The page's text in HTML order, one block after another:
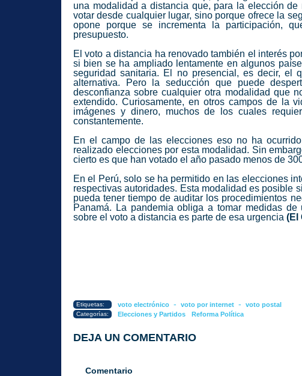
una modalidad a distancia que, para la elección
votar desde cualquier lugar, sino porque ofrece la
opone porque se incrementa la participación,
presupuesto.
El voto a distancia ha renovado también el interés
si bien se ha ampliado lentamente en algunos
seguridad sanitaria. El no presencial, es decir, el
alternativa. Pero la seducción que puede
desconfianza sobre cualquier otra modalidad que
extendido. Curiosamente, en otros campos de la
imágenes y dinero, muchos de los cuales
constantemente.
En el campo de las elecciones eso no ha
realizado elecciones por esta modalidad. Sin
cierto es que han votado el año pasado menos de
En el Perú, solo se ha permitido en las elecciones
respectivas autoridades. Esta modalidad es posible
pueda tener tiempo de auditar los procedimientos
Panamá. La pandemia obliga a tomar medidas
sobre el voto a distancia es parte de esa urgencia (El
Etiquetas: voto electrónico - voto por internet - voto postal
Categorías: Elecciones y Partidos Reforma Política
DEJA UN COMENTARIO
Comentario